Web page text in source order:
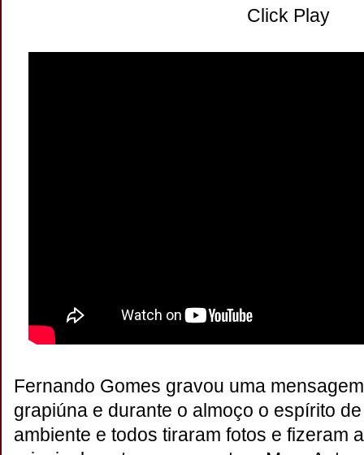
Click Play
Fernando Gomes gravou uma
grapiúna e durante o almoço o espírito
ambiente e todos tiraram fotos e fizeram